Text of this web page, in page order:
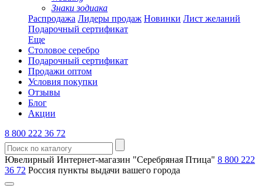
Знаки зодиака
Распродажа Лидеры продаж Новинки Лист желаний
Подарочный сертификат
Еще
Столовое серебро
Подарочный сертификат
Продажи оптом
Условия покупки
Отзывы
Блог
Акции
8 800 222 36 72
Ювелирный Интернет-магазин "Серебряная Птица" 8 800 222
36 72 Россия пункты выдачи вашего города